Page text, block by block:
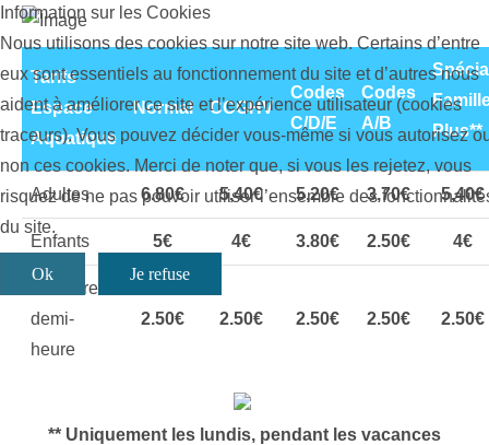
Tarifs
Espace
Aquatique
Normal CCGHV
Codes
C/D/E
Codes
A/B
Plus**
Adultes 6.80€ 5,40€ 5,20€ 3,70€ 5,40€
Enfants 5€ 4€ 3.80€ 2.50€ 4€
Dernière
demi-
heure
2.50€ 2.50€ 2.50€ 2.50€ 2.50€
** Uniquement les lundis, pendant les vacances
Information sur les Cookies
Nous utilisons des cookies sur notre site web. Certains d’entre
eux sont essentiels au fonctionnement du site et d’autres nous
aident à améliorer ce site et l’expérience utilisateur (cookies
traceurs). Vous pouvez décider vous-même si vous autorisez
non ces cookies. Merci de noter que, si vous les rejetez, vous
risquez de ne pas pouvoir utiliser l’ensemble des
du site.
Ok Je refuse